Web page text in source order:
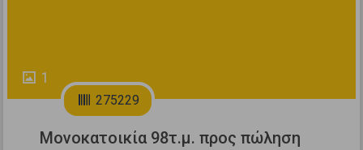
1
275229
Μονοκατοικία 98τ.μ. προς πώληση